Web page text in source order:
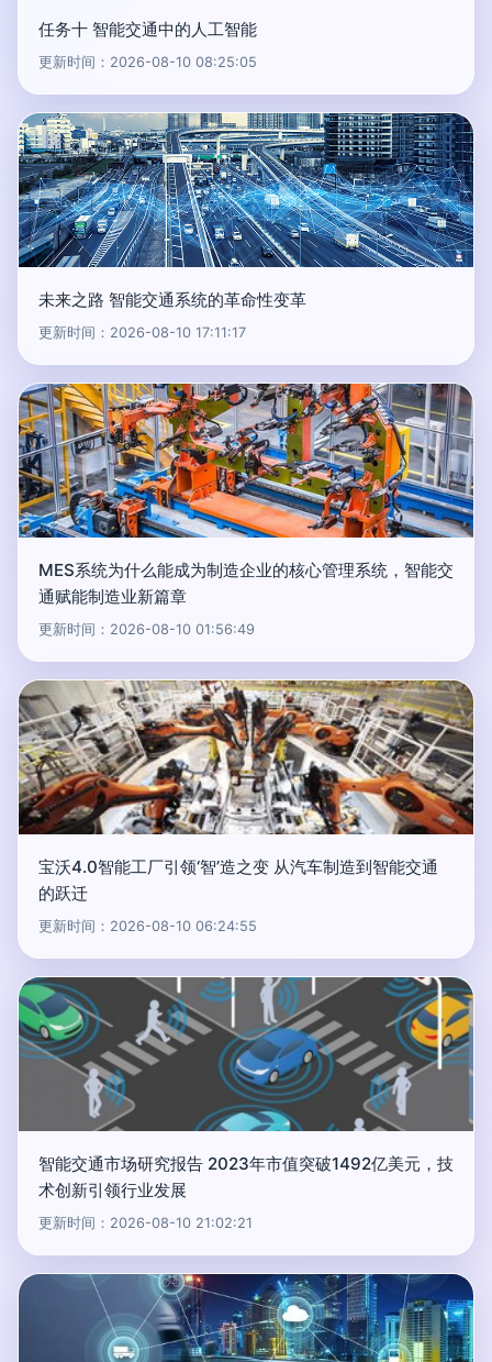
任务十 智能交通中的人工智能
更新时间：2026-08-10 08:25:05
未来之路 智能交通系统的革命性变革
更新时间：2026-08-10 17:11:17
MES系统为什么能成为制造企业的核心管理系统，智能交
通赋能制造业新篇章
更新时间：2026-08-10 01:56:49
宝沃4.0智能工厂引领‘智’造之变 从汽车制造到智能交通
的跃迁
更新时间：2026-08-10 06:24:55
智能交通市场研究报告 2023年市值突破1492亿美元，技
术创新引领行业发展
更新时间：2026-08-10 21:02:21